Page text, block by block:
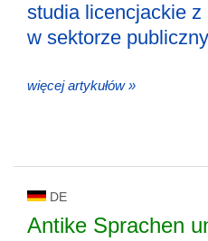
studia licencjackie
w sektorze
więcej artykułów »
DE
Antike Sprachen